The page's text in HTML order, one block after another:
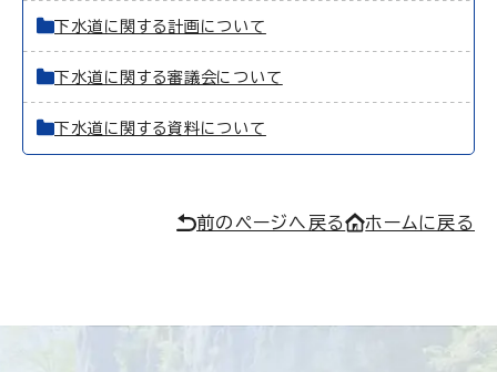
下水道に関する計画について
下水道に関する審議会について
下水道に関する資料について
前のページへ戻る ホームに戻る